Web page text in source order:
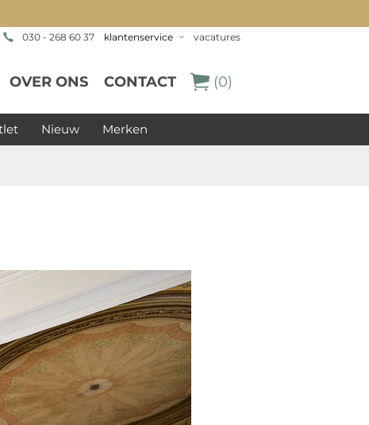
030 - 268 60 37 klantenservice vacatures
OVER ONS CONTACT (0)
Nieuw Merken